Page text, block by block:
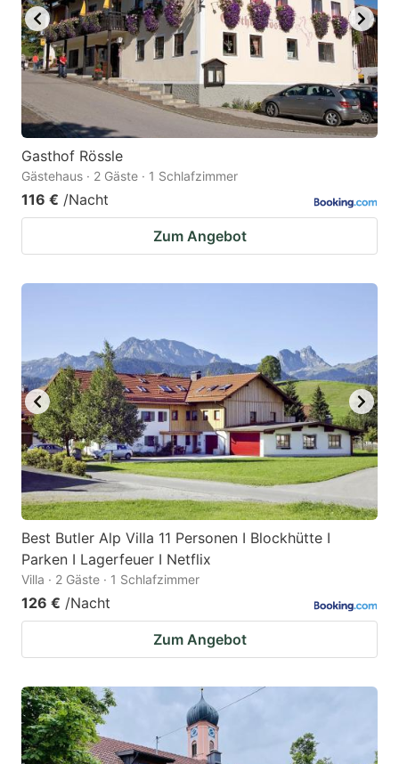
to
get
the
keyboard
shortcuts
for
changing
dates.
to
get
keyboard
shortcuts
Gasthof Rössle
Gästehaus · 2 Gäste · 1 Schlafzimmer
116 € /Nacht
Zum Angebot
Best Butler Alp Villa 11 Personen I Blockhütte I
Parken I Lagerfeuer I Netflix
Villa · 2 Gäste · 1 Schlafzimmer
126 € /Nacht
Zum Angebot